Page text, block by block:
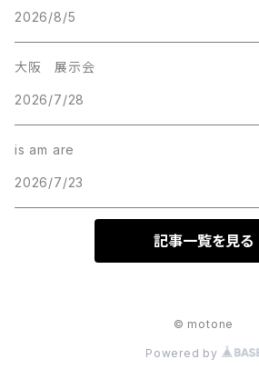
2026/8/5
大阪 展示会
2026/7/28
is am are
2026/7/23
記事一覧を見る
© motone
Powered by